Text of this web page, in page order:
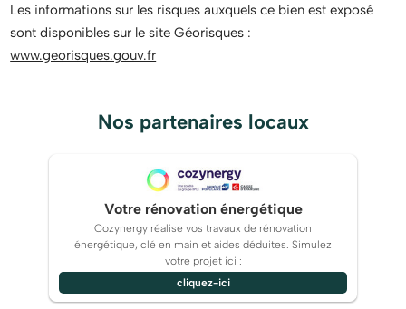
Les informations sur les risques auxquels ce bien est exposé
sont disponibles sur le site Géorisques :
www.georisques.gouv.fr
Nos partenaires locaux
Votre rénovation énergétique
Cozynergy réalise vos travaux de rénovation
énergétique, clé en main et aides déduites. Simulez
votre projet ici :
cliquez-ici